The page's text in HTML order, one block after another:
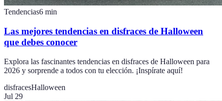
Tendencias6 min
Las mejores tendencias en disfraces de Halloween
que debes conocer
Explora las fascinantes tendencias en disfraces de Halloween para
2026 y sorprende a todos con tu elección. ¡Inspírate aquí!
disfracesHalloween
Jul 29